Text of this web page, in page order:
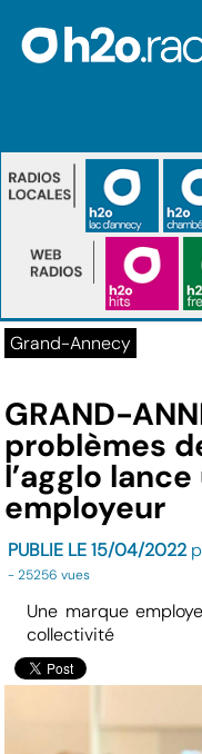
Grand-Annecy
GRAND-
problèmes
l’agglo
employeur
PUBLIE LE 15/04/2022
- 25256 vues
Une marque
collectivité